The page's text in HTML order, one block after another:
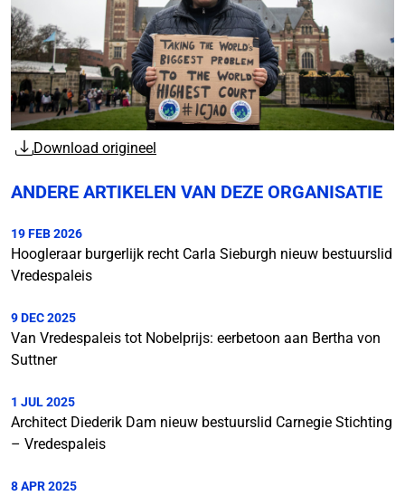
Download origineel
ANDERE ARTIKELEN VAN DEZE ORGANISATIE
19 FEB 2026
Hoogleraar burgerlijk recht Carla Sieburgh nieuw bestuurslid
Vredespaleis
9 DEC 2025
Van Vredespaleis tot Nobelprijs: eerbetoon aan Bertha von
Suttner
1 JUL 2025
Architect Diederik Dam nieuw bestuurslid Carnegie Stichting
– Vredespaleis
8 APR 2025